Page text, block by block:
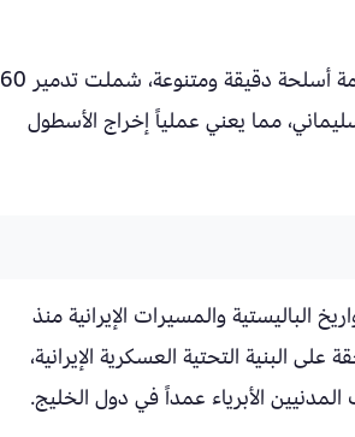
كشف البيان عن استهداف أكثر من 5500 موقع داخل إيران باستخدام أنظمة أسلحة دقيقة ومتنوعة، شملت تدمير 60
مما يعني عملياً إخراج الأسطول
الباليستية والمسيرات الإيرانية منذ
البنية التحتية العسكرية الإيرانية،
المدنيين الأبرياء عمداً في دول الخليج.